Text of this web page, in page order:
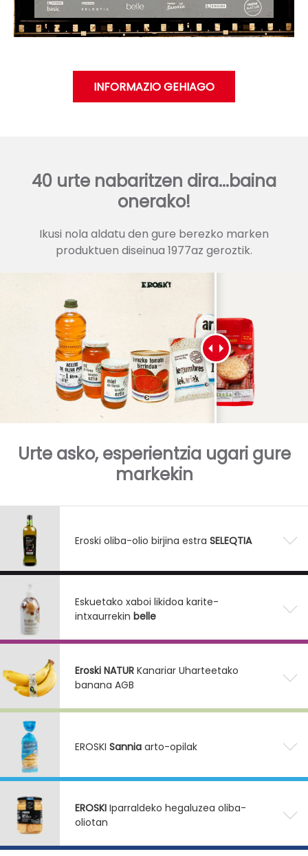
INFORMAZIO GEHIAGO
40 urte nabaritzen dira...baina
onerako!
Ikusi nola aldatu den gure berezko marken
produktuen diseinua 1977az geroztik.
Urte asko, esperientzia ugari gure
markekin
Eroski oliba-olio birjina estraSELEQTIA
Eskuetako xaboi likidoa karite-
intxaurrekinbelle
Eroski NATUR Kanariar Uharteetako
banana AGB
EROSKISannia arto-opilak
EROSKI Iparraldeko hegaluzea oliba-
oliotan